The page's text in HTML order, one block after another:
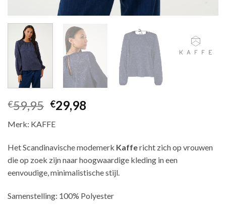
€59,95 €29,98
Merk: KAFFE
Het Scandinavische modemerk Kaffericht zich op vrouwen
die op zoek zijn naar hoogwaardige kleding in een
eenvoudige, minimalistische stijl.
Samenstelling: 100% Polyester